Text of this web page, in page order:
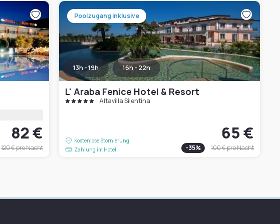
82 €
120 €pro Nacht
Poolzugang inklusive
13h - 19h 16h - 22h
L' Araba Fenice Hotel & Resort
Altavilla Silentina
Kostenlose Stornierung
Zahlung im Hotel
65 €
-35% 100 €pro Nacht